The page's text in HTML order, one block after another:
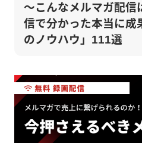
～こんなメルマガ配信
信で分かった本当に成
のノウハウ」111選